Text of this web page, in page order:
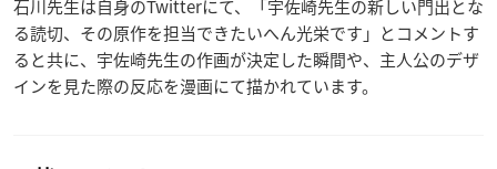
石川先生は自身のTwitterにて、「宇佐崎先生の新しい門出とな
る読切、その原作を担当できたいへん光栄です」とコメントす
ると共に、宇佐崎先生の作画が決定した瞬間や、主人公のデザ
インを見た際の反応を漫画にて描かれています。